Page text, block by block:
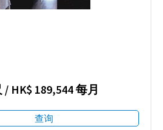
HK$ 189,544 每月
查询